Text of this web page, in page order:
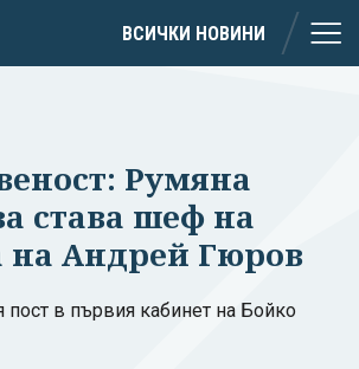
ВСИЧКИ НОВИНИ
Румяна
става шеф на
на Андрей Гюров
в първия кабинет на Бойко